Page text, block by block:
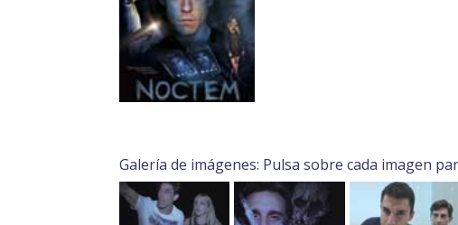
Galería de imágenes: Pulsa sobre cada imagen